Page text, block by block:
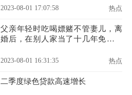
2023-08-01 17:07:58 热点
父亲年轻时吃喝嫖赌不管妻儿，离
婚后，在别人家当了十几年免费劳
2023-08-01 16:31:35 热点
二季度绿色贷款高速增长